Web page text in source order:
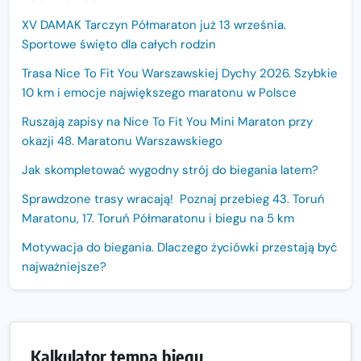
XV DAMAK Tarczyn Półmaraton już 13 września.
Sportowe święto dla całych rodzin
Trasa Nice To Fit You Warszawskiej Dychy 2026. Szybkie
10 km i emocje największego maratonu w Polsce
Ruszają zapisy na Nice To Fit You Mini Maraton przy
okazji 48. Maratonu Warszawskiego
Jak skompletować wygodny strój do biegania latem?
Sprawdzone trasy wracają! Poznaj przebieg 43. Toruń
Maratonu, 17. Toruń Półmaratonu i biegu na 5 km
Motywacja do biegania. Dlaczego życiówki przestają być
najważniejsze?
Kalkulator tempa biegu